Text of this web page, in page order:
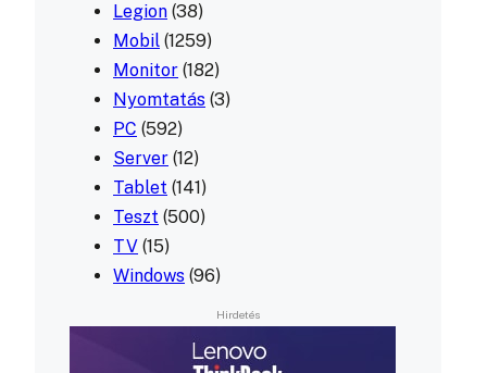
Legion (38)
Mobil (1259)
Monitor (182)
Nyomtatás (3)
PC (592)
Server (12)
Tablet (141)
Teszt (500)
TV (15)
Windows (96)